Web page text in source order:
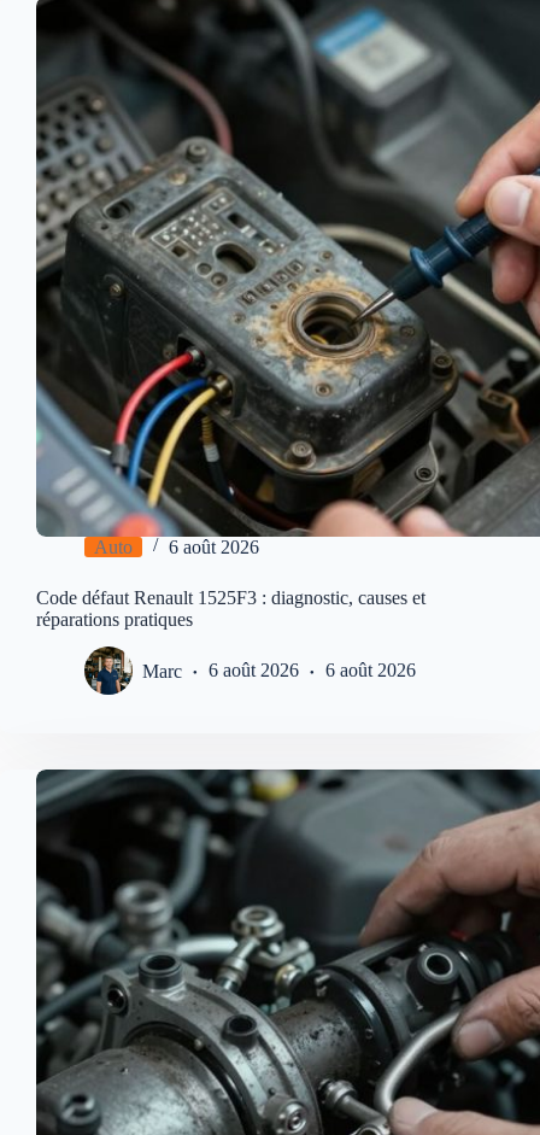
Auto 6 août 2026
Code défaut Renault 1525F3 : diagnostic, causes et
réparations pratiques
Marc 6 août 2026 6 août 2026